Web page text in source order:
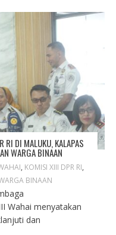
DI MALUKU, KALAPAS
WARGA BINAAN
, KOMISI XIII DPR RI,
BINAAN
Wahai menyatakan
dan